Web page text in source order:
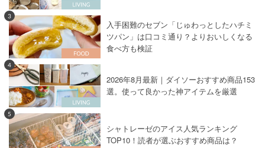
3
入手困難のセブン「じゅわっとしたハチミ
ツパン」は口コミ通り？よりおいしくなる
食べ方も検証
4
2026年8月最新｜ダイソーおすすめ商品153
選。使って良かった神アイテムを厳選
5
シャトレーゼのアイス人気ランキング
TOP10！読者が選ぶおすすめ商品は？